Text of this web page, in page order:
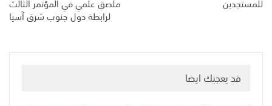
للمستجدين ملصق علمي في المؤتمر الثالث
لرابطة دول جنوب شرق آسيا
قد يعجبك ايضا